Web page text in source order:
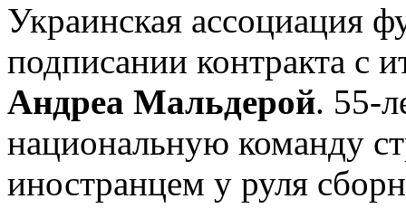
Украинская ассоциация
подписании контракта с
Андреа Мальдерой. 55-
национальную команду
иностранцем у руля